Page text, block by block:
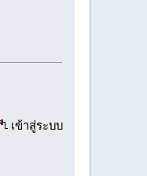
เข้าสู่ระบบ